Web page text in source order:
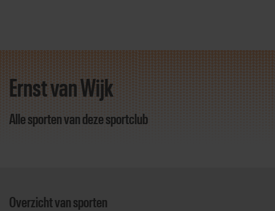
Direct door naar content
Ernst van Wijk
Alle sporten van deze sportclub
Overzicht van sporten